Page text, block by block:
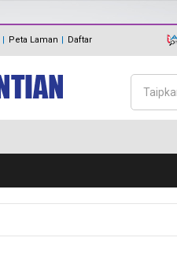
Peta Laman Daftar
Carian
MDP MENUJU EKSA
Polisi Pengurusan hadiah,